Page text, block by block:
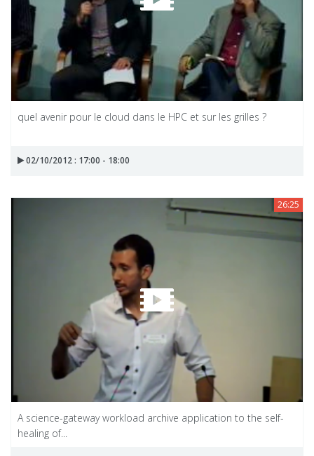
quel avenir pour le cloud dans le HPC et sur les grilles ?
02/10/2012 : 17:00 - 18:00
26:25
A science-gateway workload archive application to the self-
healing of...